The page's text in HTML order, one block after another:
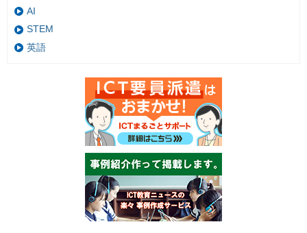
AI
STEM
英語